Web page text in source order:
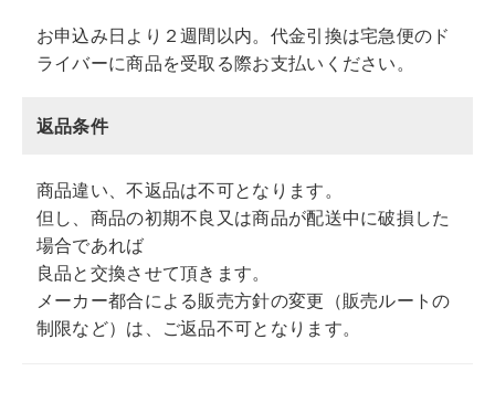
お申込み日より２週間以内。代金引換は宅急便のド
ライバーに商品を受取る際お支払いください。
返品条件
商品違い、不返品は不可となります。
但し、商品の初期不良又は商品が配送中に破損した
場合であれば
良品と交換させて頂きます。
メーカー都合による販売方針の変更（販売ルートの
制限など）は、ご返品不可となります。